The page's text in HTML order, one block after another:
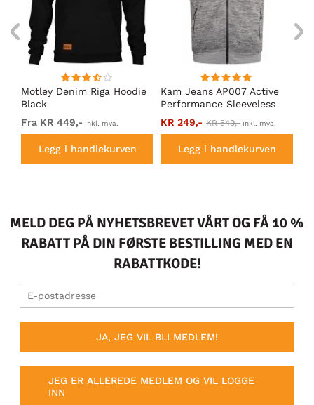
Motley Denim Riga Hoodie
Black
Fra KR 449,- inkl. mva.
Legg i handlekurven
Kam Jeans AP007 Active
Performance Sleeveless
Hoody Grey
KR 249,- KR 549,- inkl. mva.
Legg i handlekurven
MELD DEG PÅ NYHETSBREVET VÅRT OG FÅ 10 %
RABATT PÅ DIN FØRSTE BESTILLING MED EN
RABATTKODE!
JA, JEG VIL BLI MEDLEM!
JEG ER ALLEREDE MEDLEM OG VIL LOGGE
INN